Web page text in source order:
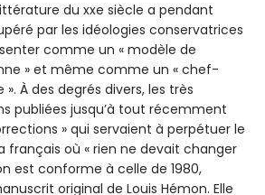
du xxe siècle a pendant
par les idéologies conservatrices
comme un « modèle de
» et même comme un « chef-
À des degrés divers, les très
publiées jusqu’à tout récemment
» qui servaient à perpétuer le
français où « rien ne devait changer
est conforme à celle de 1980,
original de Louis Hémon. Elle